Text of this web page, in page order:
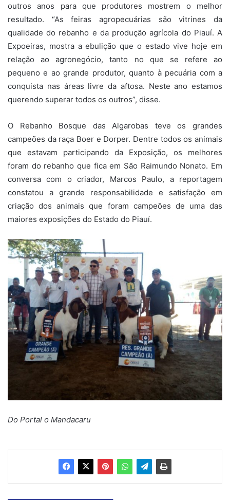
outros anos para que produtores mostrem o melhor
resultado. “As feiras agropecuárias são vitrines da
qualidade do rebanho e da produção agrícola do Piauí. A
Expoeiras, mostra a ebulição que o estado vive hoje em
relação ao agronegócio, tanto no que se refere ao
pequeno e ao grande produtor, quanto à pecuária com a
conquista nas áreas livre da aftosa. Neste ano estamos
querendo superar todos os outros”, disse.
O Rebanho Bosque das Algarobas teve os grandes
campeões da raça Boer e Dorper. Dentre todos os animais
que estavam participando da Exposição, os melhores
foram do rebanho que fica em São Raimundo Nonato. Em
conversa com o criador, Marcos Paulo, a reportagem
constatou a grande responsabilidade e satisfação em
criação dos animais que foram campeões de uma das
maiores exposições do Estado do Piauí.
Do Portal o Mandacaru